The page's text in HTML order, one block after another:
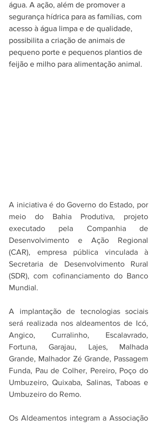
água. A ação, além de promover a
segurança hídrica para as famílias, com
acesso à água limpa e de qualidade,
possibilita a criação de animais de
pequeno porte e pequenos plantios de
feijão e milho para alimentação animal.
A iniciativa é do Governo do Estado, por
meio do Bahia Produtiva, projeto
executado pela Companhia de
Desenvolvimento e Ação Regional
(CAR), empresa pública vinculada à
Secretaria de Desenvolvimento Rural
(SDR), com cofinanciamento do Banco
Mundial.
A implantação de tecnologias sociais
será realizada nos aldeamentos de Icó,
Angico, Curralinho, Escalavrado,
Fortuna, Garajau, Lajes, Malhada
Grande, Malhador Zé Grande, Passagem
Funda, Pau de Colher, Pereiro, Poço do
Umbuzeiro, Quixaba, Salinas, Taboas e
Umbuzeiro do Remo.
Os Aldeamentos integram a Associação